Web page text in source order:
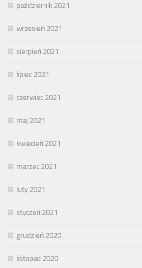
październik 2021
wrzesień 2021
sierpień 2021
lipiec 2021
czerwiec 2021
maj 2021
kwiecień 2021
marzec 2021
luty 2021
styczeń 2021
grudzień 2020
listopad 2020